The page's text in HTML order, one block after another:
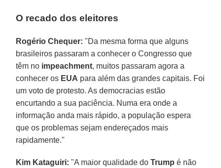
O recado dos eleitores
Rogério Chequer: "Da mesma forma que alguns
brasileiros passaram a conhecer o Congresso que
têm no impeachment, muitos passaram agora a
conhecer os EUA para além das grandes capitais. Foi
um voto de protesto. As democracias estão
encurtando a sua paciência. Numa era onde a
informação anda mais rápido, a população espera
que os problemas sejam endereçados mais
rapidamente."
Kim Kataguiri: "A maior qualidade doTrumpé não